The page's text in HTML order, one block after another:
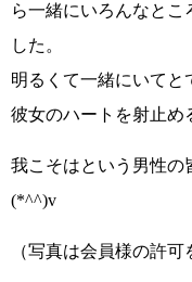
ら一緒にいろんなとこ
した。
明るくて一緒にいてと
彼女のハートを射止め
我こそはという男性の
(*^^)v
（写真は会員様の許可